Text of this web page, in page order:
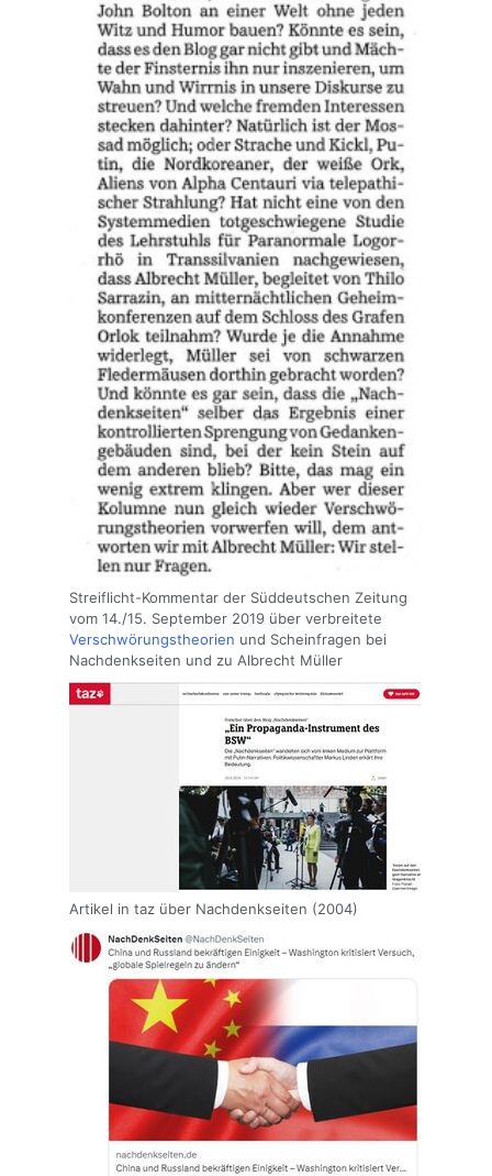
Streiflicht-Kommentar der Süddeutschen Zeitung
vom 14./15. September 2019 über verbreitete
Verschwörungstheorien und Scheinfragen bei
Nachdenkseiten und zu Albrecht Müller
Artikel in taz über Nachdenkseiten (2004)